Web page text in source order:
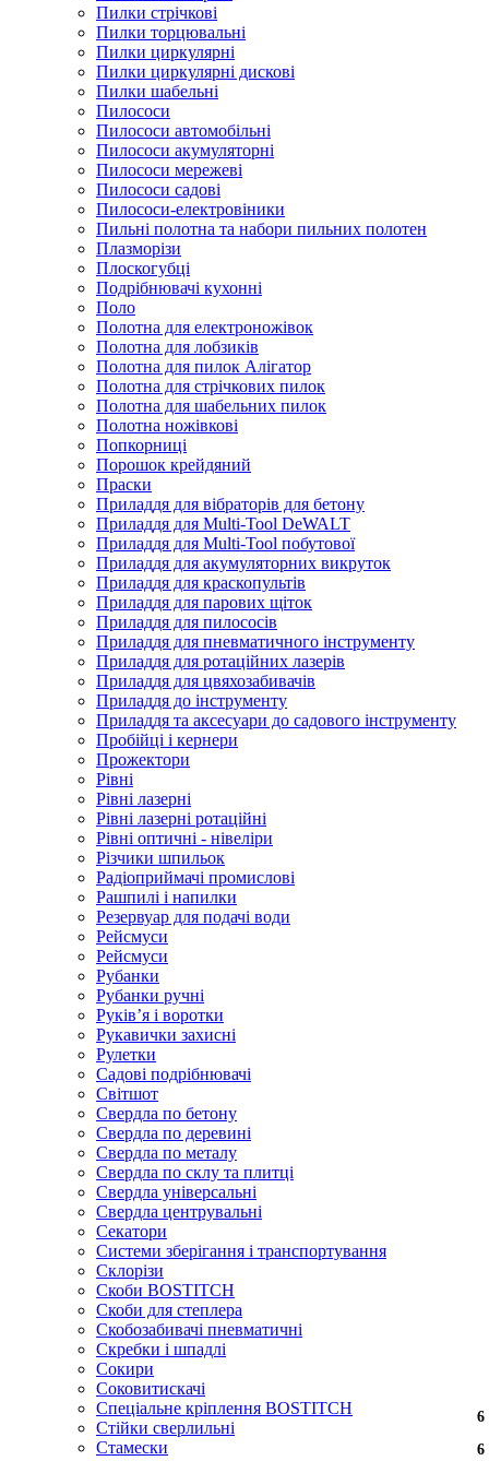
Пилки стрічкові
Пилки торцювальні
Пилки циркулярні
Пилки циркулярні дискові
Пилки шабельні
Пилососи
Пилососи автомобільні
Пилососи акумуляторні
Пилососи мережеві
Пилососи садові
Пилососи-електровіники
Пильні полотна та набори пильних полотен
Плазморізи
Плоскогубці
Подрібнювачі кухонні
Поло
Полотна для електроножівок
Полотна для лобзиків
Полотна для пилок Алігатор
Полотна для стрічкових пилок
Полотна для шабельних пилок
Полотна ножівкові
Попкорниці
Порошок крейдяний
Праски
Приладдя для вібраторів для бетону
Приладдя для Multi-Tool DeWALT
Приладдя для Multi-Tool побутової
Приладдя для акумуляторних викруток
Приладдя для краскопультів
Приладдя для парових щіток
Приладдя для пилососів
Приладдя для пневматичного інструменту
Приладдя для ротаційних лазерів
Приладдя для цвяхозабивачів
Приладдя до інструменту
Приладдя та аксесуари до садового інструменту
Пробійці і кернери
Прожектори
Рівні
Рівні лазерні
Рівні лазерні ротаційні
Рівні оптичні - нівеліри
Різчики шпильок
Радіоприймачі промислові
Рашпилі і напилки
Резервуар для подачі води
Рейсмуси
Рейсмуси
Рубанки
Рубанки ручні
Руківʼя і воротки
Рукавички захисні
Рулетки
Садові подрібнювачі
Світшот
Свердла по бетону
Свердла по деревині
Свердла по металу
Свердла по склу та плитці
Свердла універсальні
Свердла центрувальні
Секатори
Системи зберігання і транспортування
Склорізи
Скоби BOSTITCH
Скоби для степлера
Скобозабивачі пневматичні
Скребки і шпадлі
Сокири
Соковитискачі
Спеціальне кріплення BOSTITCH
Стійки сверлильні
Стамески
6
6